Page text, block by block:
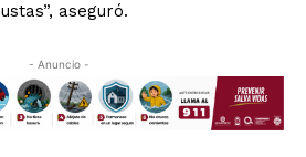
aseguró.
- Anuncio -